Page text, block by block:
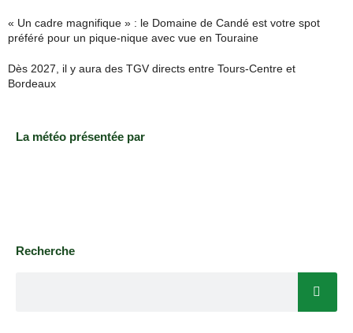
« Un cadre magnifique » : le Domaine de Candé est votre spot
préféré pour un pique-nique avec vue en Touraine
Dès 2027, il y aura des TGV directs entre Tours-Centre et
Bordeaux
La météo présentée par
Recherche